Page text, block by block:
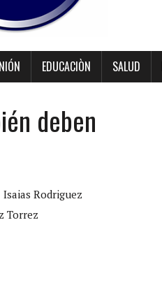
EDUCACIÒN SALUD
deben
Isaias Rodriguez
Torrez